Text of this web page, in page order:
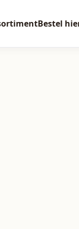
Bestel